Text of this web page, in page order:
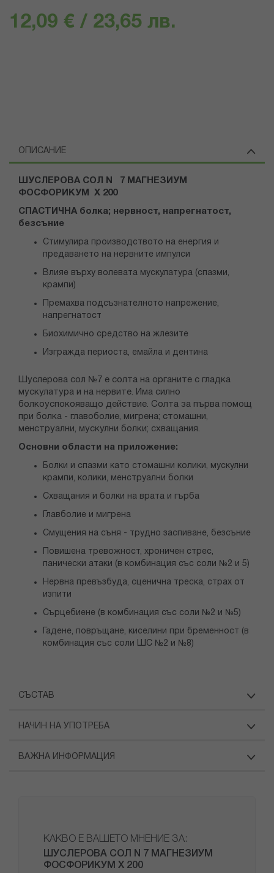
12,09 € / 23,65 лв.
ОПИСАНИЕ
ШУСЛЕРОВА СОЛ N 7 МАГНЕЗИУМ
ФОСФОРИКУМ Х 200
СПАСТИЧНА болка; нервност, напрегнатост,
безсъние
Стимулира производството на енергия и
предаването на нервните импулси
Влияе върху волевата мускулатура (спазми,
крампи)
Премахва подсъзнателното напрежение,
напрегнатост
Биохимично средство на жлезите
Изгражда периоста, емайла и дентина
Шуслерова сол №7 е солта на органите с гладка
мускулатура и на нервите. Има силно
болкоуспокояващо действие. Солта за първа помощ
при болка - главоболие, мигрена; стомашни,
менструални, мускулни болки; схващания.
Основни области на приложение:
Болки и спазми като стомашни колики, мускулни
крампи, колики, менструални болки
Схващания и болки на врата и гърба
Главболие и мигрена
Смущения на съня - трудно заспиване, безсъние
Повишена тревожност, хроничен стрес,
панически атаки (в комбинация със соли №2 и 5)
Нервна превъзбуда, сценична треска, страх от
изпити
Сърцебиене (в комбинация със соли №2 и №5)
Гадене, повръщане, киселини при бременност (в
комбинация със соли ШС №2 и №8)
СЪСТАВ
НАЧИН НА УПОТРЕБА
ВАЖНА ИНФОРМАЦИЯ
КАКВО Е ВАШЕТО МНЕНИЕ ЗА:
ШУСЛЕРОВА СОЛ N 7 МАГНЕЗИУМ
ФОСФОРИКУМ Х 200